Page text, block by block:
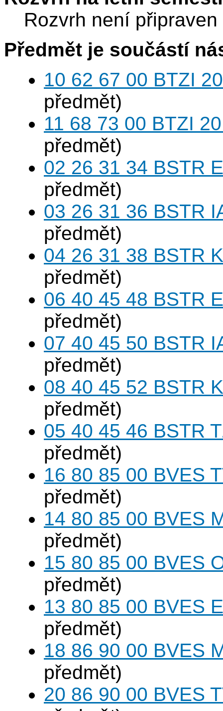
Rozvrh není připraven
Předmět je součástí
10 62 67 00 BTZI
předmět)
11 68 73 00 BTZI
předmět)
02 26 31 34 BSTR
předmět)
03 26 31 36 BSTR
předmět)
04 26 31 38 BSTR
předmět)
06 40 45 48 BSTR
předmět)
07 40 45 50 BSTR
předmět)
08 40 45 52 BSTR
předmět)
05 40 45 46 BSTR
předmět)
16 80 85 00 BVES
předmět)
14 80 85 00 BVES
předmět)
15 80 85 00 BVES
předmět)
13 80 85 00 BVES
předmět)
18 86 90 00 BVES
předmět)
20 86 90 00 BVES